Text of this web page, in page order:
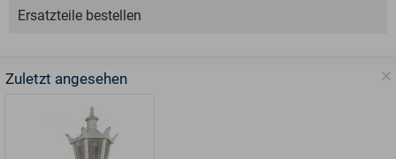
Ersatzteile bestellen
Zuletzt angesehen